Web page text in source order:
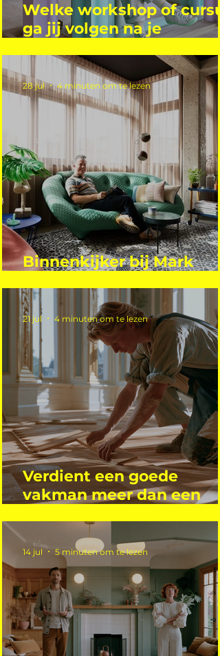
Welke workshop of
ga jij volgen na je
Binnenkijker bij Mark
28 jul 4 minuten om te lezen
Verdient een goede
vakman meer dan een
21 jul 4 minuten om te lezen
14 jul 5 minuten om te lezen